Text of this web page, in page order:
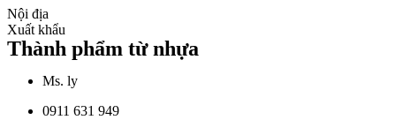
Nội địa
Xuất khẩu
Thành phẩm từ nhựa
Ms. ly
0911 631 949